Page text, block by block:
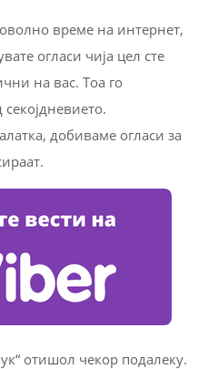
време на интернет,
огласи чија цел сте
на вас. Тоа го
добиваме огласи за
отишол чекор подалеку.